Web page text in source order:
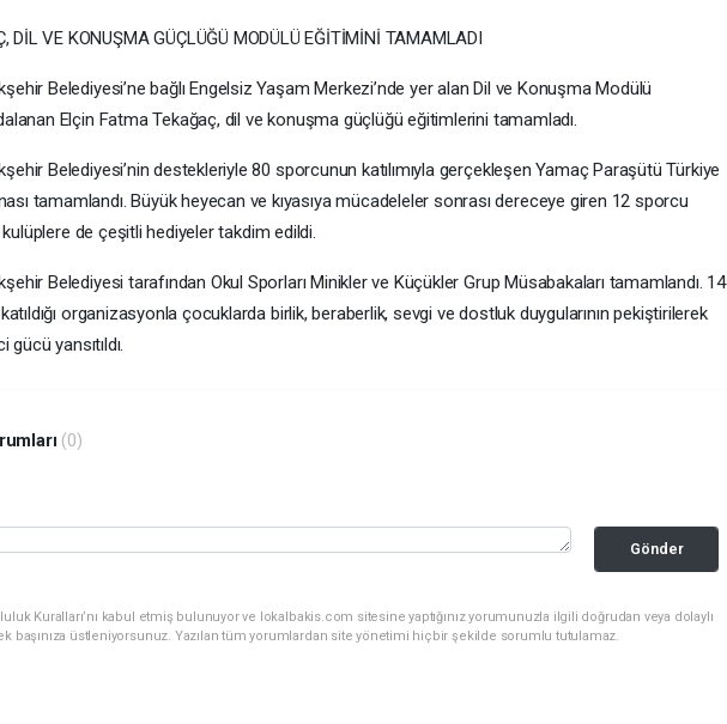
DİL VE KONUŞMA GÜÇLÜĞÜ MODÜLÜ EĞİTİMİNİ TAMAMLADI
Belediyesi’ne bağlı Engelsiz Yaşam Merkezi’nde yer alan Dil ve Konuşma Modülü
Elçin Fatma Tekağaç, dil ve konuşma güçlüğü eğitimlerini tamamladı.
Belediyesi’nin destekleriyle 80 sporcunun katılımıyla gerçekleşen Yamaç Paraşütü Türkiye
tamamlandı. Büyük heyecan ve kıyasıya mücadeleler sonrası dereceye giren 12 sporcu
de çeşitli hediyeler takdim edildi.
Belediyesi tarafından Okul Sporları Minikler ve Küçükler Grup Müsabakaları tamamlandı. 14
organizasyonla çocuklarda birlik, beraberlik, sevgi ve dostluk duygularının pekiştirilerek
yansıtıldı.
(0)
Gönder
Kuralları’nı kabul etmiş bulunuyor ve lokalbakis.com sitesine yaptığınız yorumunuzla ilgili doğrudan veya dolaylı
başınıza üstleniyorsunuz. Yazılan tüm yorumlardan site yönetimi hiçbir şekilde sorumlu tutulamaz.